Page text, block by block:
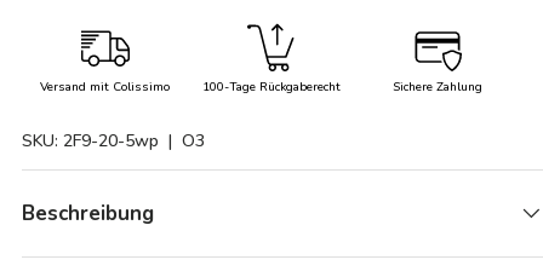
Versand mit Colissimo 100-Tage Rückgaberecht Sichere Zahlung
SKU: 2F9-20-5wp | O3
Beschreibung